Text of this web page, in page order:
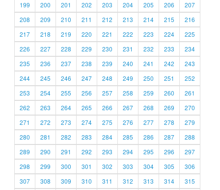
199
200 201 202 203 204 205 206
207
208
209 210 211 212 213 214 215
216
217
218 219 220 221 222 223 224
225
226
227 228 229 230 231 232 233
234
235
236 237 238 239 240 241 242
243
244
245 246 247 248 249 250 251
252
253
254 255 256 257 258 259 260
261
262
263 264 265 266 267 268 269
270
271
272 273 274 275 276 277 278
279
280
281 282 283 284 285 286 287
288
289
290 291 292 293 294 295 296
297
298
299 300 301 302 303 304 305
306
307
308 309 310 311 312 313 314 315